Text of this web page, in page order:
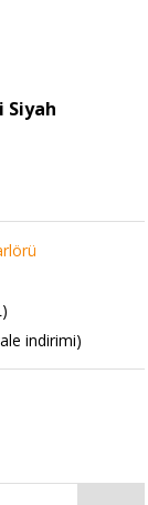
Siyah
indirimi)